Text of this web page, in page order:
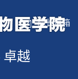
院长信箱
卓越